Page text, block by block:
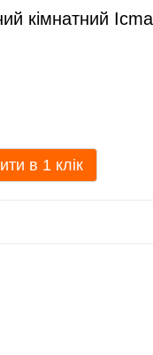
кімнатний
в 1 клік